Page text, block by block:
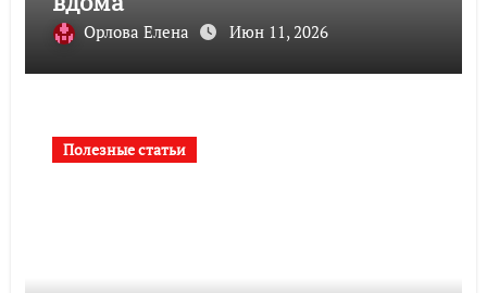
Орлова Елена Июн 11, 2026
Полезные статьи